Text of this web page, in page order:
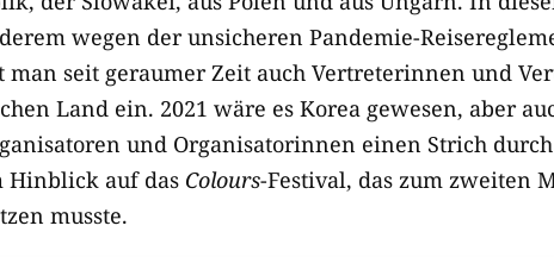
wegen der unsicheren Pandemie-
seit geraumer Zeit auch Vertreterinnen und
Land ein. 2021 wäre es Korea gewesen, aber
und Organisatorinnen einen Strich
Hinblick auf das Colours-Festival, das zum zweiten
musste.